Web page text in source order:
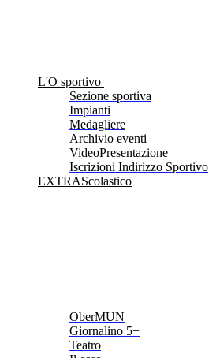
L'O sportivo
Sezione sportiva
Impianti
Medagliere
Archivio eventi
VideoPresentazione
Iscrizioni Indirizzo Sportivo
EXTRAScolastico
OberMUN
Giornalino 5+
Teatro